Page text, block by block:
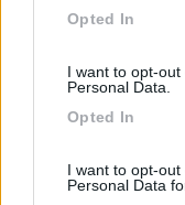
use your data for
Opted In
I want to opt-
Personal Data.
Opted In
I want to opt-
Personal Data
gasolio non sarebbe